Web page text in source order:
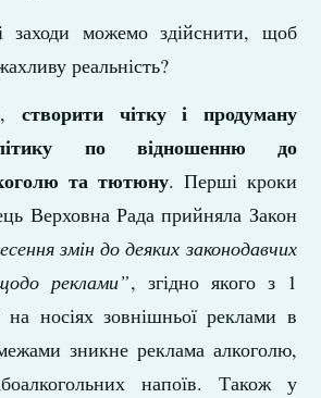
заходи можемо здійснити, щоб
реальність?
створити чітку і продуману
по відношенню до
та тютюну. Перші кроки
Верховна Рада прийняла Закон
змін до деяких законодавчих
реклами”, згідно якого з 1
носіях зовнішньої реклами в
зникне реклама алкоголю,
напоїв. Також у